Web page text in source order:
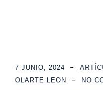
7 JUNIO, 2024
OLARTE LEON
NO